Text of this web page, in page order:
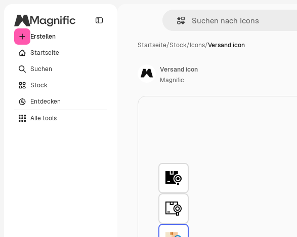
Erstellen
Startseite
Suchen
Stock
Entdecken
Alle tools
Startseite/Stock/Icons/Versand icon
Versand icon
Magnific